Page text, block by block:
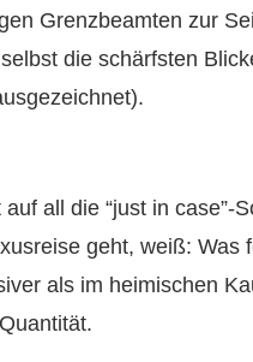
Grenzbeamten zur
die schärfsten
all die “just in case”-
geht, weiß: Was
als im heimischen